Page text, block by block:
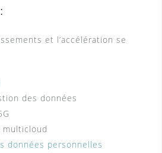
et l’accélération se
des données
multicloud
données personnelles